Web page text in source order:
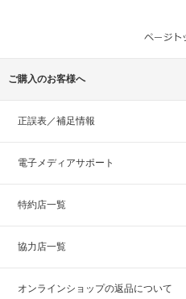
ご購入のお客様へ
正誤表／補足情報
電子メディアサポート
特約店一覧
協力店一覧
オンラインショップの返品について